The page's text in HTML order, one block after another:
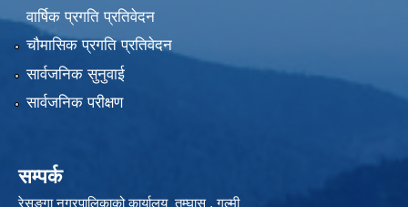
वार्षिक प्रगति प्रतिवेदन
चौमासिक प्रगति प्रतिवेदन
सार्वजनिक सुनुवाई
सार्वजनिक परीक्षण
सम्पर्क
रेसुङ्गा नगरपालिकाको कार्यालय तम्घास , गुल्मी